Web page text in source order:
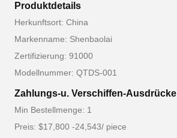
Produktdetails
Herkunftsort: China
Markenname: Shenbaolai
Zertifizierung: 91000
Modellnummer: QTDS-001
Zahlungs-u. Verschiffen-Ausdrücke
Min Bestellmenge: 1
Preis: $17,800 -24,543/ piece